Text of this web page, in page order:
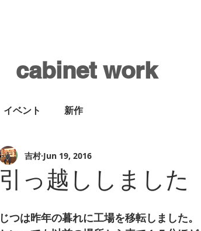
cabinet work
イベント 新作
引っ越ししました
吉村 Jun 19, 2016
じつは昨年の暮れに工場を移転しました。